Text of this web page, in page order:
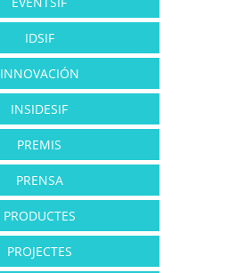
IDSIF
INNOVACIÓN
INSIDESIF
PREMIS
PRENSA
PRODUCTES
PROJECTES